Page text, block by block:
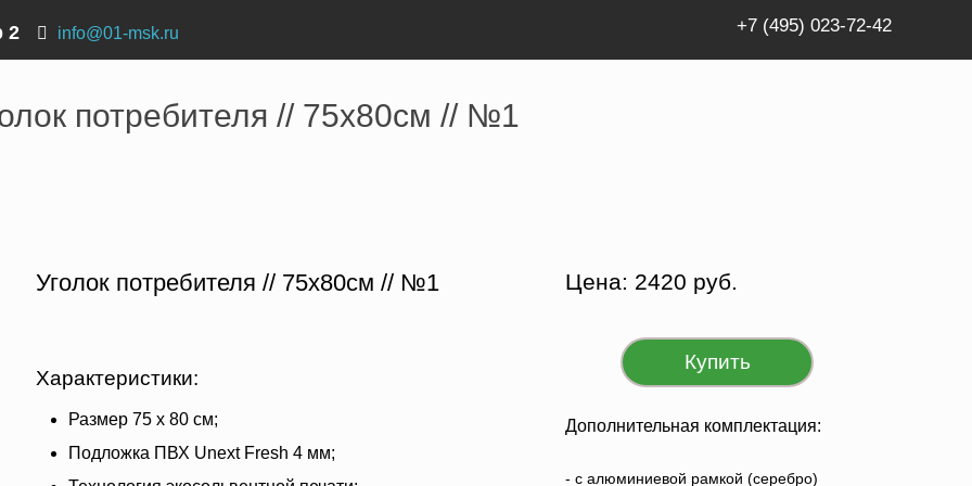
2 info@01-msk.ru +7 (495) 023-72-42
› Уголок потребителя // 75х80см // №1 бежевый
потребителя // 75х80см // №1
Уголок потребителя // 75х80см // №1
Характеристики:
Размер 75 х 80 см;
Подложка ПВХ Unext Fresh 4 мм;
Цена: 2420 руб.
Купить
Дополнительная комплектация:
- c алюминиевой рамкой (серебро)